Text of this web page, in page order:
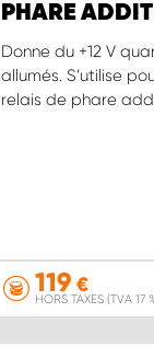
PHARE
Donne du +12 V
allumés. S’utilise
relais de phare
119€
HORS TAXES (TVA 17